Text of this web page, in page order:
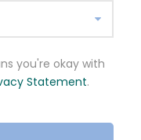
you're okay with
Statement.